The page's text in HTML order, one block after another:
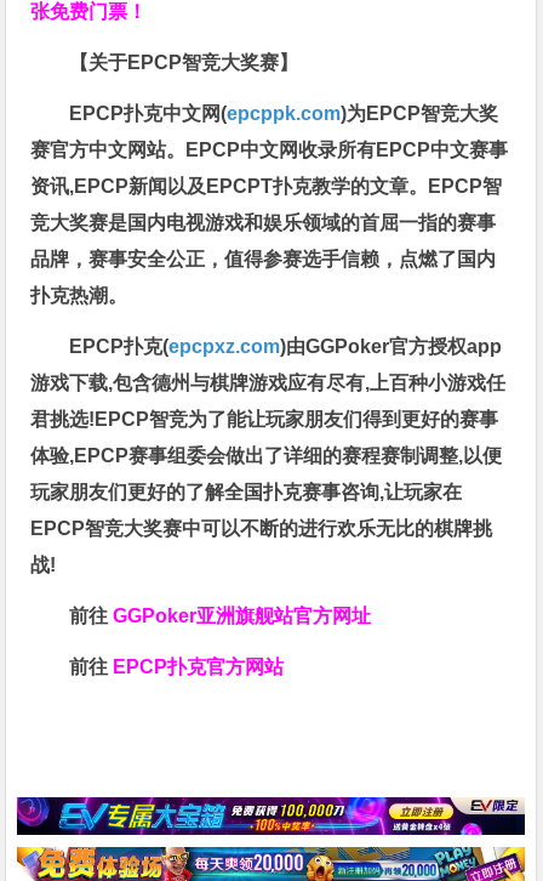
张免费门票！
【关于EPCP智竞大奖赛】
EPCP扑克中文网(epcppk.com)为EPCP智竞大奖
赛官方中文网站。EPCP中文网收录所有EPCP中文赛事
资讯,EPCP新闻以及EPCPT扑克教学的文章。EPCP智
竞大奖赛是国内电视游戏和娱乐领域的首屈一指的赛事
品牌，赛事安全公正，值得参赛选手信赖，点燃了国内
扑克热潮。
EPCP扑克(epcpxz.com)由GGPoker官方授权app
游戏下载,包含德州与棋牌游戏应有尽有,上百种小游戏任
君挑选!EPCP智竞为了能让玩家朋友们得到更好的赛事
体验,EPCP赛事组委会做出了详细的赛程赛制调整,以便
玩家朋友们更好的了解全国扑克赛事咨询,让玩家在
EPCP智竞大奖赛中可以不断的进行欢乐无比的棋牌挑
战!
前往GGPoker亚洲旗舰站官方网址
前往 EPCP扑克官方网站